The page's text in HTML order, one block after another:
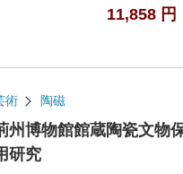
11,858 円
術 陶磁
州博物館館蔵陶瓷文物
研究